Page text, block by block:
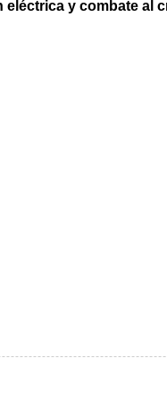
eléctrica y combate al